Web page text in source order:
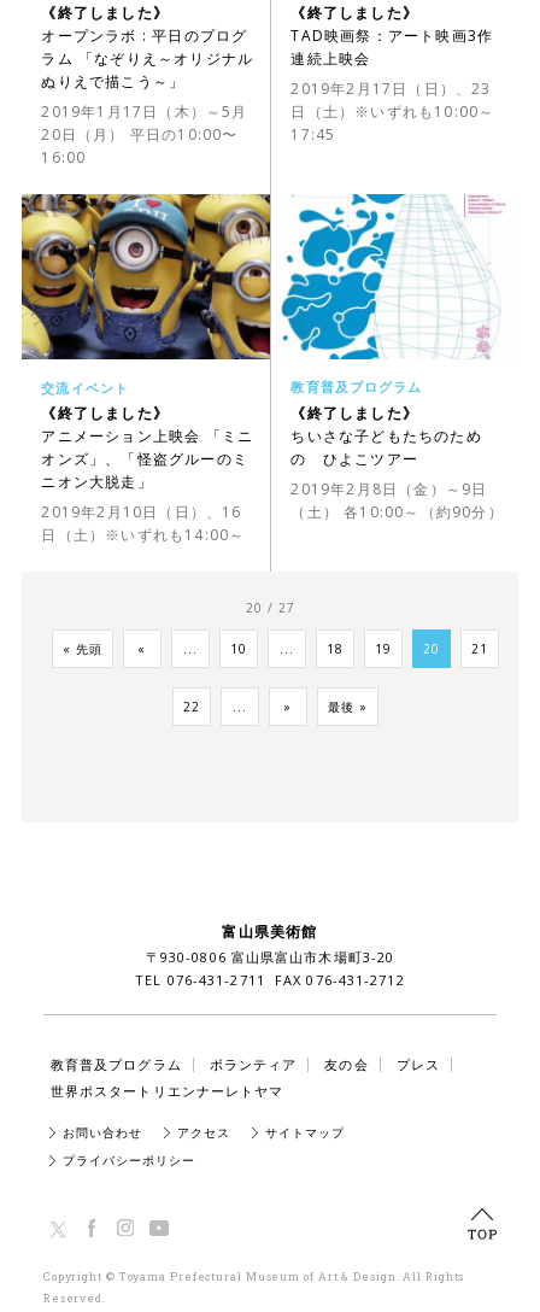
《終了しました》
オープンラボ : 平日のプログ
ラム 「なぞりえ～オリジナル
ぬりえで描こう～」
2019年1月17日（木）～5月
20日（月） 平日の10:00〜
16:00
《終了しました》
TAD映画祭：アート映画3作
連続上映会
2019年2月17日（日）、23
日（土）※いずれも10:00～
17:45
交流イベント
《終了しました》
アニメーション上映会 「ミニ
オンズ」、「怪盗グルーのミ
ニオン大脱走」
2019年2月10日（日）、16
日（土）※いずれも14:00～
教育普及プログラム
《終了しました》
ちいさな子どもたちのため
の ひよこツアー
2019年2月8日（金）～9日
（土） 各10:00～（約90分）
20 / 27
« 先頭 « ... 10 ... 18 19 20 21
22 ... » 最後 »
富山県美術館
〒930-0806 富山県富山市木場町3-20
TEL 076-431-2711 FAX 076-431-2712
教育普及プログラム ボランティア 友の会
プレス
世界ポスタートリエンナーレトヤマ
お問い合わせ アクセス
サイトマップ
プライバシーポリシー
Copyright © Toyama Prefectural Museum of Art & Design. All Rights
Reserved.